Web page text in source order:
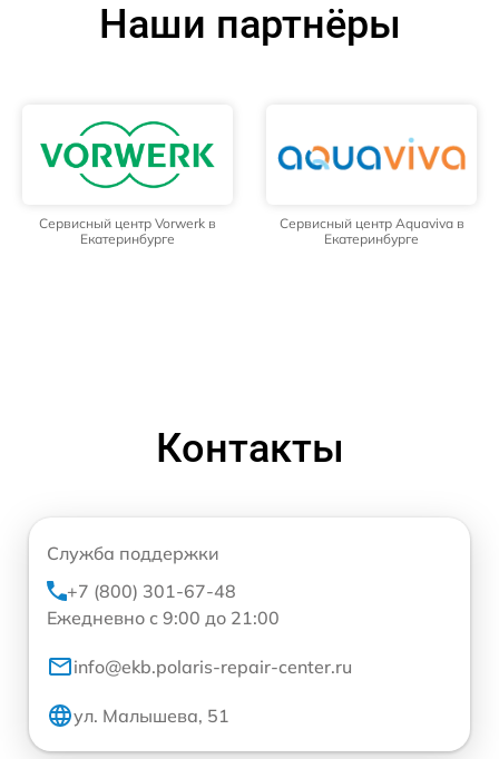
Наши партнёры
Сервисный центр Vorwerk в
Екатеринбурге
Сервисный центр Aquaviva в
Екатеринбурге
Контакты
Служба поддержки
+7 (800) 301-67-48
Ежедневно с 9:00 до 21:00
info@ekb.polaris-repair-center.ru
ул. Малышева, 51